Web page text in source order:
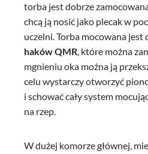
torba jest dobrze
chcą ją nosić jako plecak w
uczelni. Torba mocowana jest
hakówQMR, które można
mgnieniu oka można ją
celu wystarczy otworzyć
i schować cały system
na rzep.
W dużej komorze głównej,